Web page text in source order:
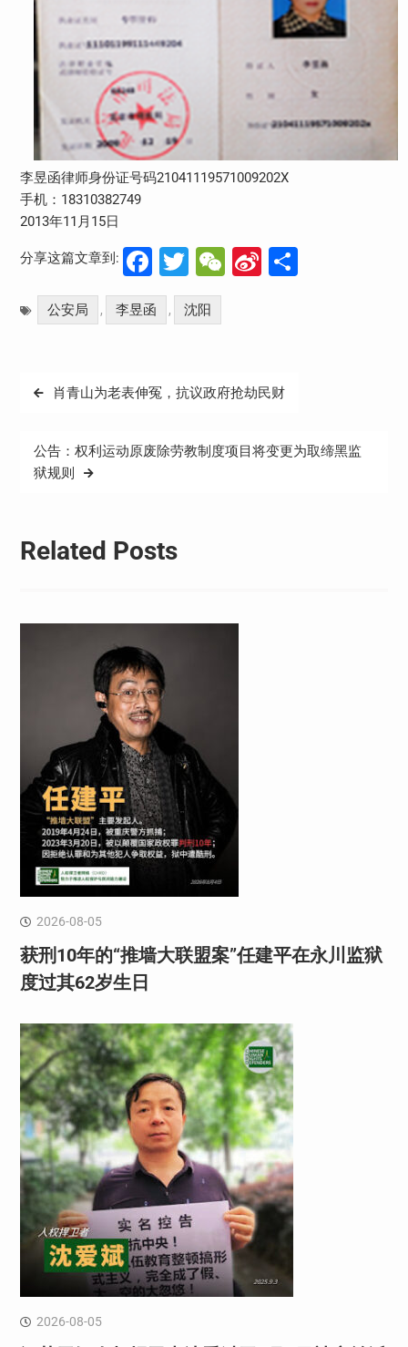
李昱函律师身份证号码21041119571009202X
手机：18310382749
2013年11月15日
分享这篇文章到: Facebook
Twitter
WeChat
Sina分
公安局 , 李昱函 , 沈阳
文
航
肖青山为老表伸冤，抗议政府抢劫民财
公告：权利运动原废除劳教制度项目将变更为取缔黑监
狱规则
Related Posts
2026-08-05
获刑10年的“推墙大联盟案”任建平在永川监狱
度过其62岁生日
2026-08-05